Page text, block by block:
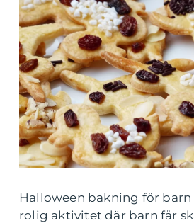
Halloween bakning för barn
rolig aktivitet där barn får